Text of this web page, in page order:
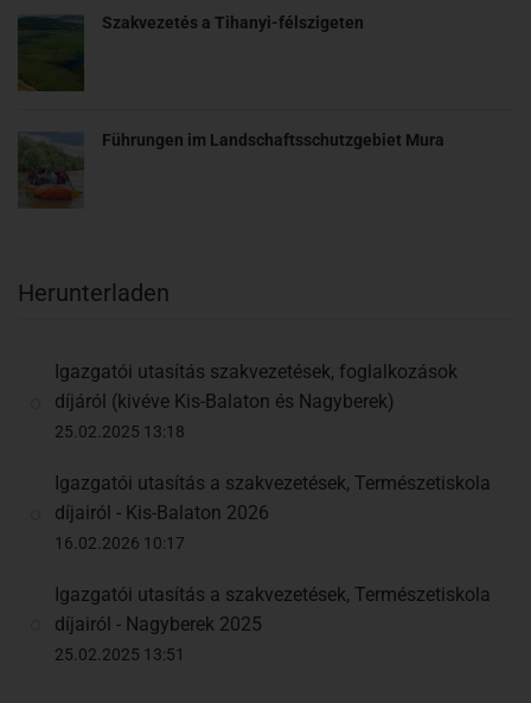
Szakvezetés a Tihanyi-félszigeten
Führungen im Landschaftsschutzgebiet Mura
Herunterladen
Igazgatói utasítás szakvezetések, foglalkozások
díjáról (kivéve Kis-Balaton és Nagyberek)
25.02.2025 13:18
Igazgatói utasítás a szakvezetések, Természetiskola
díjairól - Kis-Balaton 2026
16.02.2026 10:17
Igazgatói utasítás a szakvezetések, Természetiskola
díjairól - Nagyberek 2025
25.02.2025 13:51